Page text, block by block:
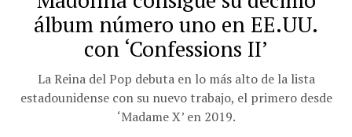
álbum número uno en EE.UU.
con ‘Confessions II’
La Reina del Pop debuta en lo más alto de la lista
estadounidense con su nuevo trabajo, el primero desde
‘Madame X’ en 2019.